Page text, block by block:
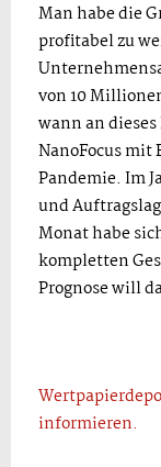
Man habe die
profitabel zu
von 10
wann an
NanoFocus mit
Pandemie. Im
und
Monat habe
kompletten
Prognose will
informieren.